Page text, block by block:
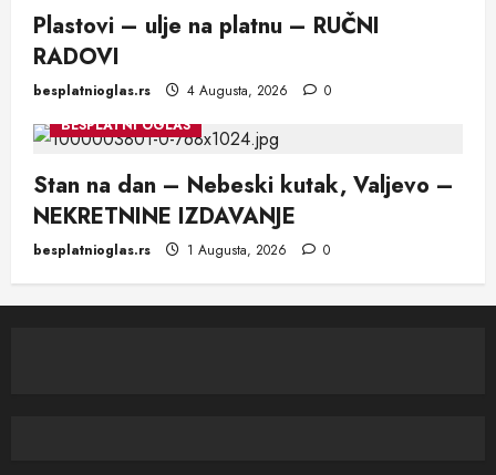
Plastovi – ulje na platnu – RUČNI
RADOVI
besplatnioglas.rs 4 Augusta, 2026
0
BESPLATNI OGLAS
Stan na dan – Nebeski kutak, Valjevo –
NEKRETNINE IZDAVANJE
besplatnioglas.rs 1 Augusta, 2026 0